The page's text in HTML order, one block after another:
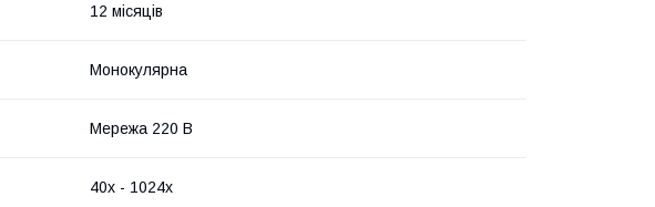
12 місяців
Монокулярна
Мережа 220 В
40х - 1024х